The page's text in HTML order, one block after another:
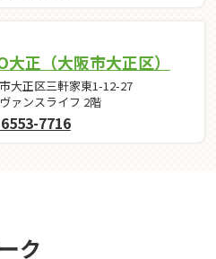
大正（大阪市大正区）
大正区三軒家東1-12-27
ァンスライフ 2階
7716
ク